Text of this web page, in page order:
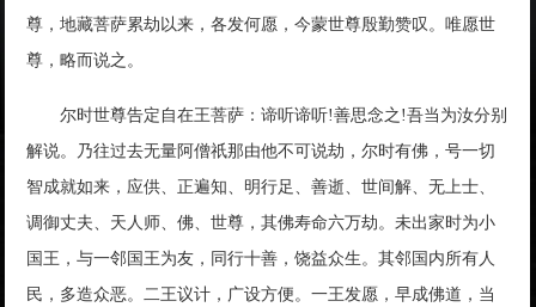
尊，地藏菩萨累劫以来，各发何愿，今蒙世尊殷勤赞叹。唯愿世
尊，略而说之。
尔时世尊告定自在王菩萨：谛听谛听!善思念之!吾当为汝分别
解说。乃往过去无量阿僧祇那由他不可说劫，尔时有佛，号一切
智成就如来，应供、正遍知、明行足、善逝、世间解、无上士、
调御丈夫、天人师、佛、世尊，其佛寿命六万劫。未出家时为小
国王，与一邻国王为友，同行十善，饶益众生。其邻国内所有人
民，多造众恶。二王议计，广设方便。一王发愿，早成佛道，当